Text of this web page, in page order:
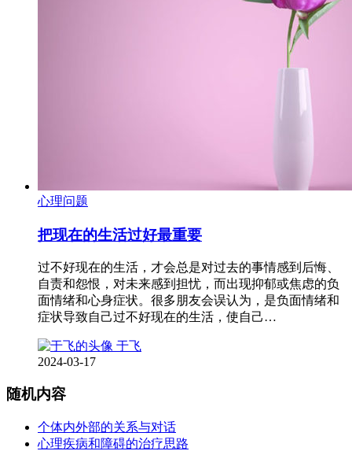
心理问题
把现在的生活过好最重要
过不好现在的生活，才会总是对过去的事情感到后悔、
自责和怨恨，对未来感到担忧，而出现抑郁或焦虑的负
面情绪和心身症状。很多朋友会误认为，是负面情绪和
症状导致自己过不好现在的生活，使自己…
于飞
2024-03-17
随机内容
个体内外部的关系与对话
心理疾病和障碍的治疗思路